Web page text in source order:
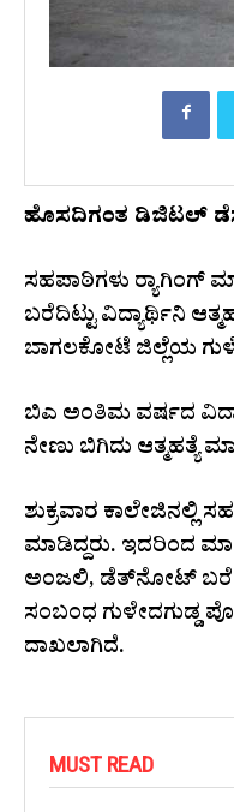
ಹೊಸದಿಗಂತ ಡಿಜಿಟಲ್
ಸಹಪಾಠಿಗಳು ರ‍್ಯಾಗಿಂಗ್
ಬರೆದಿಟ್ಟು ವಿದ್ಯಾರ್ಥಿನಿ
ಬಾಗಲಕೋಟೆ ಜಿಲ್ಲೆಯ
ಬಿಎ ಅಂತಿಮ ವರ್ಷದ
ನೇಣು ಬಿಗಿದು ಆತ್ಮಹತ್ಯೆ
ಶುಕ್ರವಾರ ಕಾಲೇಜಿನಲ್ಲಿ
ಮಾಡಿದ್ದರು. ಇದರಿಂದ
ಅಂಜಲಿ, ಡೆತ್‌ನೋಟ್
ಸಂಬಂಧ
ದಾಖಲಾಗಿದೆ.
MUST READ